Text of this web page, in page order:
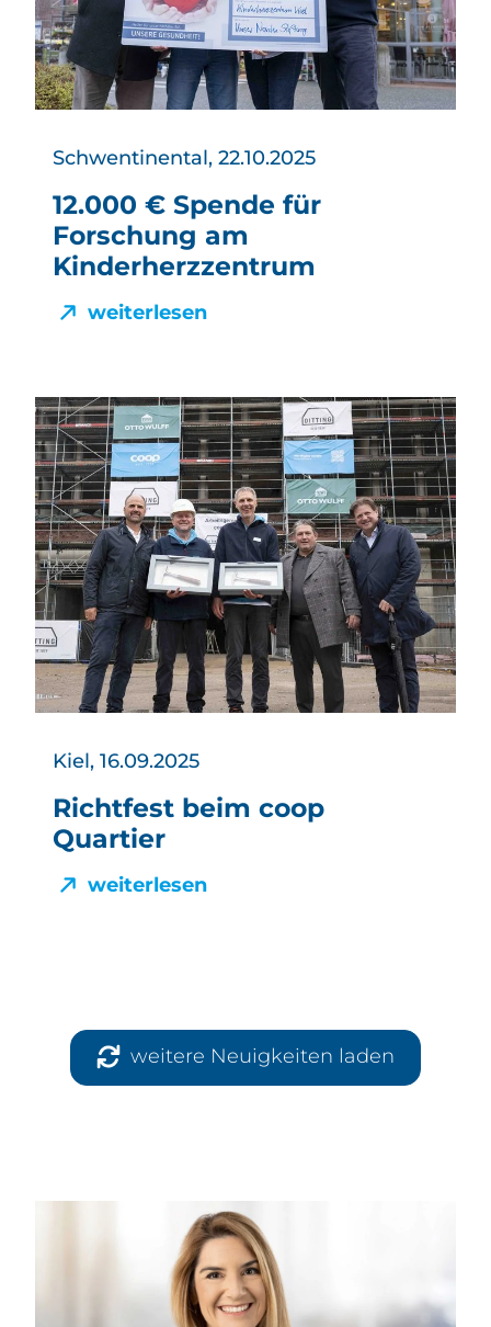
Schwentinental, 22.10.2025
12.000 € Spende für
Forschung am
Kinderherzzentrum
weiterlesen
Kiel, 16.09.2025
Richtfest beim coop
Quartier
weiterlesen
weitere Neuigkeiten laden